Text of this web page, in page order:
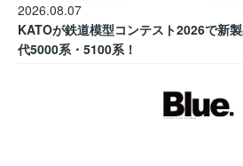
2026.08.07
KATOが鉄道模型コンテスト2026で新
代5000系・5100系！